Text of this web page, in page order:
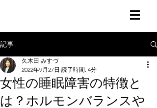
記事
女性の睡眠障害の特徴と
は？ホルモンバランスや
久木田 みすづ
2022年9月27日 読了時間: 4分